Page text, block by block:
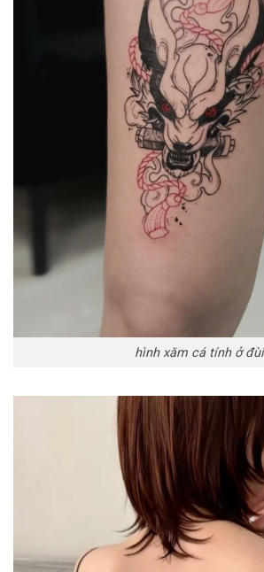
hình xăm cá tính ở đùi